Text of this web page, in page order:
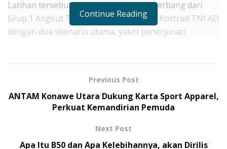
Latihan tersebut melibatkan unsur penerbang dari
Grup 1 Angkut TNI AU bersama satuan Kostrad TNI AD
dengan dua skenario utama, yakni penerjunan
TNI Kembali Mengirim Tenaga Kesehatan ke
Palestina Gelombang VII, Siap Jalankan Misi
Kemanusiaan
Cara Daftar Upacara 17 Agustus 2026 di Istana
Merdeka, Ini Dokumen yang Perlu Disiapkan
Continue Reading
Previous Post
ANTAM Konawe Utara Dukung Karta Sport Apparel,
Perkuat Kemandirian Pemuda
Next Post
Apa Itu B50 dan Apa Kelebihannya, akan Dirilis